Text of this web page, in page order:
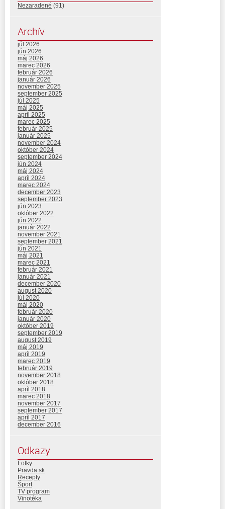
Nezaradené (91)
Archív
júl 2026
jún 2026
máj 2026
marec 2026
február 2026
január 2026
november 2025
september 2025
júl 2025
máj 2025
apríl 2025
marec 2025
február 2025
január 2025
november 2024
október 2024
september 2024
jún 2024
máj 2024
apríl 2024
marec 2024
december 2023
september 2023
jún 2023
október 2022
jún 2022
január 2022
november 2021
september 2021
jún 2021
máj 2021
marec 2021
február 2021
január 2021
december 2020
august 2020
júl 2020
máj 2020
február 2020
január 2020
október 2019
september 2019
august 2019
máj 2019
apríl 2019
marec 2019
február 2019
november 2018
október 2018
apríl 2018
marec 2018
november 2017
september 2017
apríl 2017
december 2016
Odkazy
Fotky
Pravda.sk
Recepty
Šport
TV program
Vinotéka